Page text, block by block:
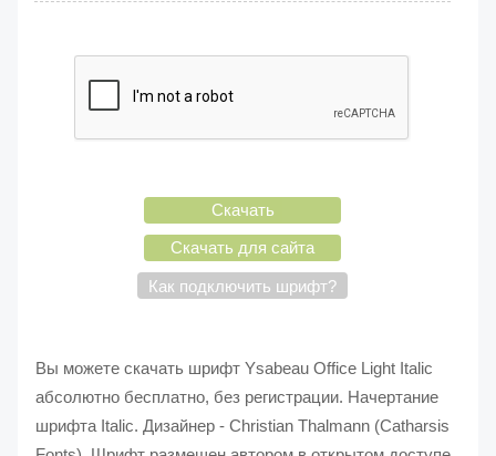
Скачать
Скачать для сайта
Как подключить шрифт?
Вы можете скачать шрифт Ysabeau Office Light Italic
абсолютно бесплатно, без регистрации. Начертание
шрифта Italic. Дизайнер - Christian Thalmann (Catharsis